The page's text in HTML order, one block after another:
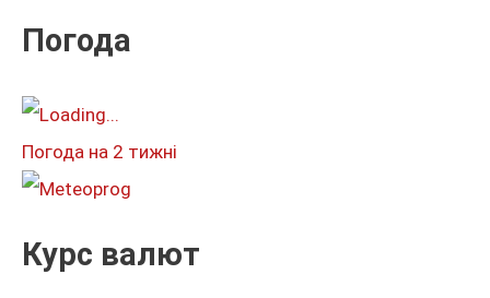
к
т
:
Погода
Погода на 2 тижні
Курс валют